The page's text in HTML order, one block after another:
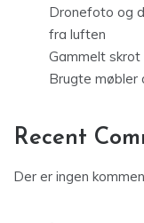
Dronefoto og
fra luften
Gammelt
Brugte møbler
Recent
Der er ingen